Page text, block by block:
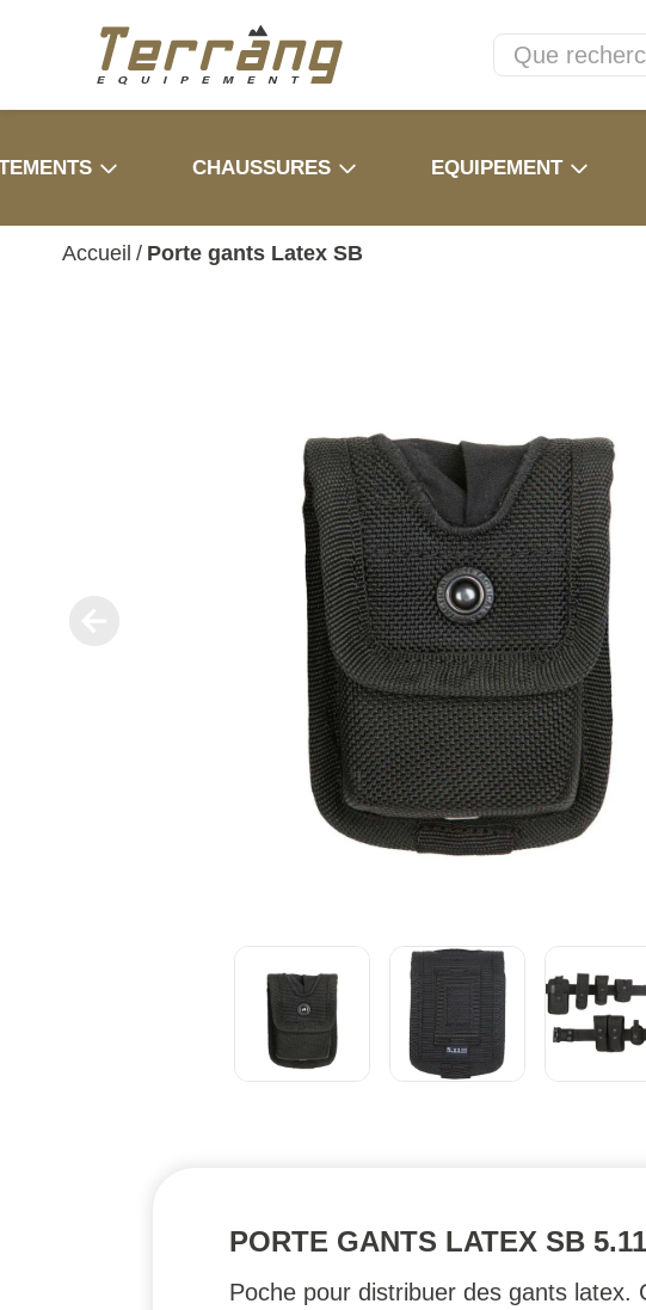
CHAUSSURES EQUIPEMENT
Accueil / Porte gants Latex SB
PORTE GANTS LATEX SB
Poche pour distribuer des gants latex.